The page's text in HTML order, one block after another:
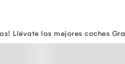
Llévate los mejores coches